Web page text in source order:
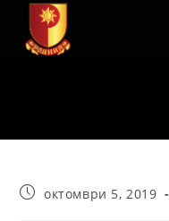
октомври 5, 2019